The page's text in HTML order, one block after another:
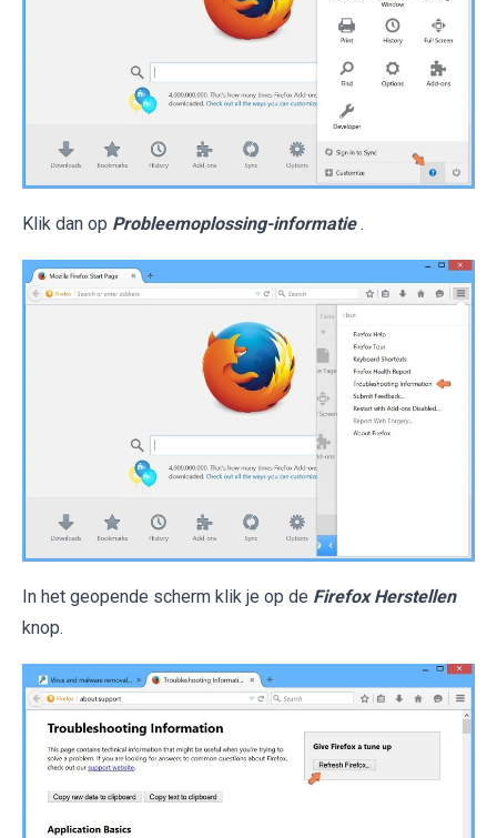
Klik dan op Probleemoplossing-informatie .
In het geopende scherm klik je op de Firefox Herstellen
knop.